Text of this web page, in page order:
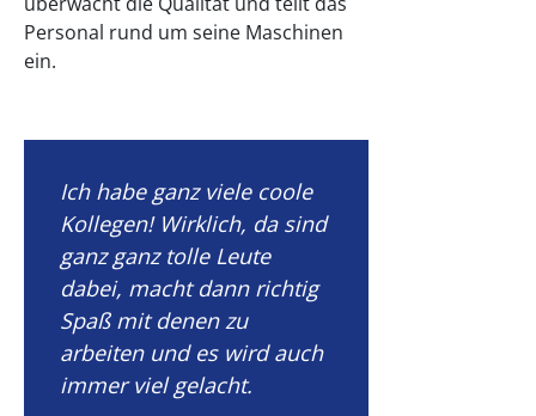
Personal rund um seine Maschinen
ein.
Ich habe ganz viele coole
Kollegen! Wirklich, da sind
ganz ganz tolle Leute
dabei, macht dann richtig
Spaß mit denen zu
arbeiten und es wird auch
immer viel gelacht.